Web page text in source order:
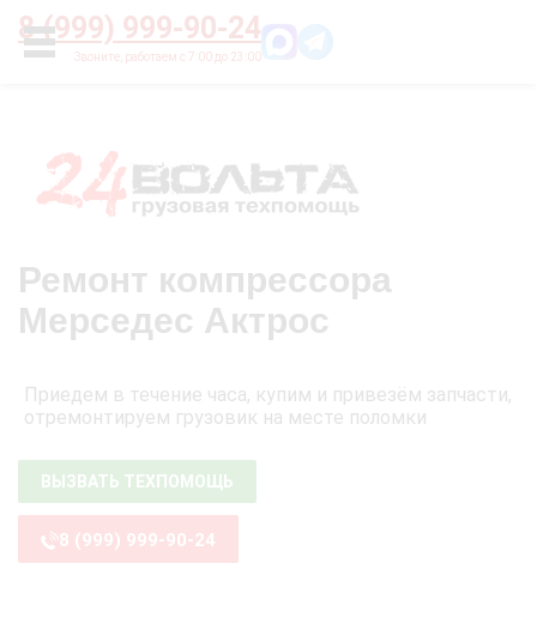
8 (999) 999-90-24
УСЛУГИ
Главная О нас Цены
Ремонт компрессора
Мерседес Актрос
Приедем в течение часа, купим и привезём запчасти,
отремонтируем грузовик на месте поломки
ВЫЗВАТЬ ТЕХПОМОЩЬ
8 (999) 999-90-24